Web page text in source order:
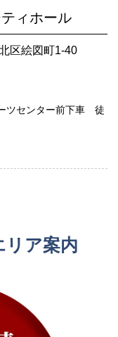
ィホール
区絵図町1-40
ツセンター前下車 徒
リア案内